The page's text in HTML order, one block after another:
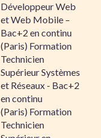
Développeur Web
et Web Mobile –
Bac+2 en continu
(Paris) Formation
Technicien
Supérieur Systèmes
et Réseaux - Bac+2
en continu
(Paris) Formation
Technicien